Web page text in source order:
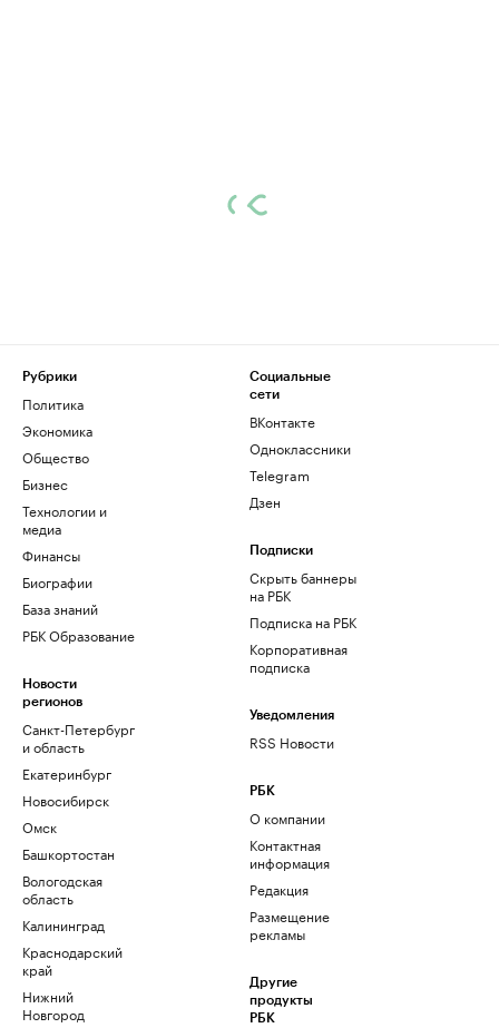
Рубрики
Политика
Экономика
Общество
Бизнес
Технологии и
медиа
Финансы
Биографии
База знаний
РБК Образование
Новости
регионов
Санкт-Петербург
и область
Екатеринбург
Новосибирск
Омск
Башкортостан
Вологодская
область
Калининград
Краснодарский
край
Нижний
Новгород
Социальные
сети
ВКонтакте
Одноклассники
Telegram
Дзен
Подписки
Скрыть баннеры
на РБК
Подписка на РБК
Корпоративная
подписка
Уведомления
RSS Новости
РБК
О компании
Контактная
информация
Редакция
Размещение
рекламы
Другие
продукты
РБК